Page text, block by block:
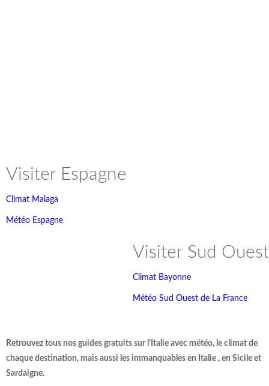
Visiter Espagne
Climat Malaga
Météo Espagne
Visiter Sud Ouest
Climat Bayonne
Météo Sud Ouest de La France
Retrouvez tous nos guides gratuits sur l'Italie avec météo, le climat de
chaque destination, mais aussi les immanquables en Italie , en Sicile et
Sardaigne.